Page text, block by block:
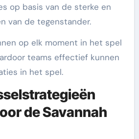
op basis van de sterke en
van de tegenstander.
op elk moment in het spel
teams effectief kunnen
in het spel.
de Savannah